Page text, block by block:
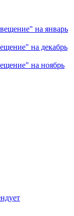
на январь
на декабрь
на ноябрь